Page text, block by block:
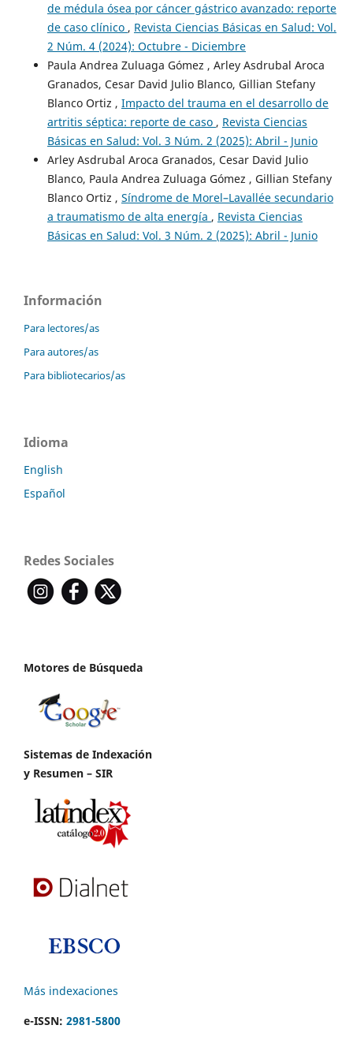
de médula ósea por cáncer gástrico avanzado: reporte
de caso clínico , Revista Ciencias Básicas en Salud: Vol.
2 Núm. 4 (2024): Octubre - Diciembre
Paula Andrea Zuluaga Gómez , Arley Asdrubal Aroca
Granados, Cesar David Julio Blanco, Gillian Stefany
Blanco Ortiz , Impacto del trauma en el desarrollo de
artritis séptica: reporte de caso , Revista Ciencias
Básicas en Salud: Vol. 3 Núm. 2 (2025): Abril - Junio
Arley Asdrubal Aroca Granados, Cesar David Julio
Blanco, Paula Andrea Zuluaga Gómez , Gillian Stefany
Blanco Ortiz , Síndrome de Morel–Lavallée secundario
a traumatismo de alta energía , Revista Ciencias
Básicas en Salud: Vol. 3 Núm. 2 (2025): Abril - Junio
Información
Para lectores/as
Para autores/as
Para bibliotecarios/as
Idioma
English
Español
Redes Sociales
Motores de Búsqueda
Sistemas de Indexación
y Resumen – SIR
Más indexaciones
e-ISSN: 2981-5800